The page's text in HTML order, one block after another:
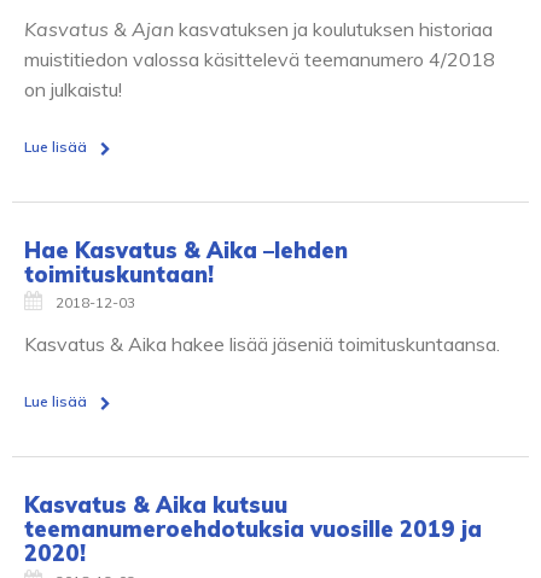
Kasvatus & Ajan kasvatuksen ja koulutuksen historiaa
muistitiedon valossa käsittelevä teemanumero 4/2018
on julkaistu!
Lue lisää
Hae Kasvatus & Aika –lehden
toimituskuntaan!
2018-12-03
Kasvatus & Aika hakee lisää jäseniä toimituskuntaansa.
Lue lisää
Kasvatus & Aika kutsuu
teemanumeroehdotuksia vuosille 2019 ja
2020!